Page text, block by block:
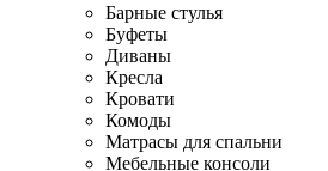
Барные стулья
Буфеты
Диваны
Кресла
Кровати
Комоды
Матрасы для спальни
Мебельные консоли